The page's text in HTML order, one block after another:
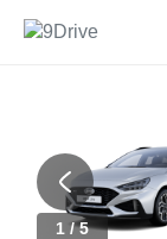
Previous
1 / 5